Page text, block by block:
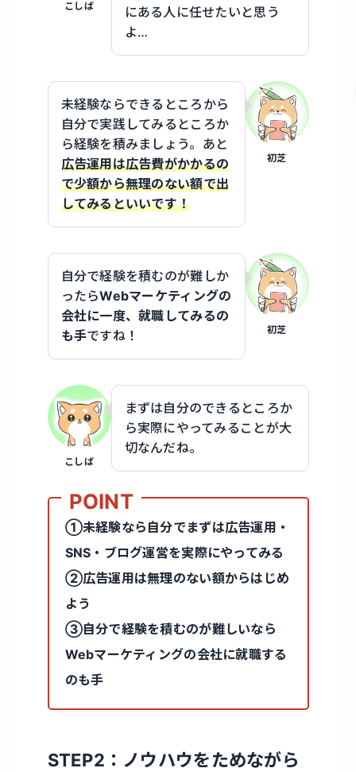
こしば
にある人に任せたいと思う
よ…
初芝
未経験ならできるところから
自分で実践してみるところか
ら経験を積みましょう。あと
広告運用は広告費がかかるの
で少額から無理のない額で出
してみるといいです！
初芝
自分で経験を積むのが難しか
ったらWebマーケティングの
会社に一度、就職してみるの
も手ですね！
こしば
まずは自分のできるところか
ら実際にやってみることが大
切なんだね。
①未経験なら自分でまずは広告運用・
SNS・ブログ運営を実際にやってみる
②広告運用は無理のない額からはじめ
よう
③自分で経験を積むのが難しいなら
Webマーケティングの会社に就職する
のも手
STEP2：ノウハウをためながら